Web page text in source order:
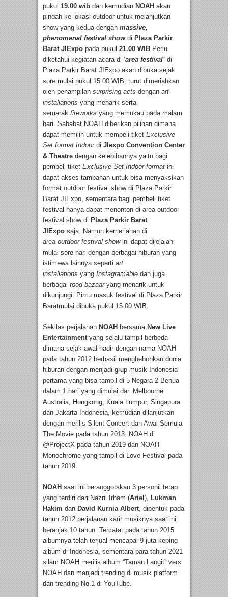
pukul 19.00 wib dan kemudian NOAH akan
pindah ke lokasi outdoor untuk melanjutkan
show yang kedua dengan massive,
phenomenal festival showdi Plaza Parkir
Barat JIExpo pada pukul 21.00 WIB .Perlu
diketahui kegiatan acara di ‘area festival’ di
Plaza Parkir Barat JIExpo akan dibuka sejak
sore mulai pukul 15.00 WIB, turut dimeriahkan
oleh penampilan surprising acts dengan art
installations yang menarik serta
semarak fireworks yang memukau pada malam
hari. Sahabat NOAH diberikan pilihan dimana
dapat memilih untuk membeli tiket Exclusive
Set format Indoordi JIexpo Convention Center
& Theatre dengan kelebihannya yaitu bagi
pembeli tiket Exclusive Set Indoor format ini
dapat akses tambahan untuk bisa menyaksikan
format outdoor festival show di Plaza Parkir
Barat JIExpo, sementara bagi pembeli tiket
festival hanya dapat menonton di area outdoor
festival show di Plaza Parkir Barat
JIExpo saja. Namun kemeriahan di
area outdoor festival showini dapat dijelajahi
mulai sore hari dengan berbagai hiburan yang
istimewa lainnya seperti art
installations yang Instagramable dan juga
berbagai food bazaaryang menarik untuk
dikunjungi. Pintu masuk festival di Plaza Parkir
Baratmulai dibuka pukul 15.00 WIB.
Sekilas perjalanan NOAH bersama New Live
Entertainment yang selalu tampil berbeda
dimana sejak awal hadir dengan nama NOAH
pada tahun 2012 berhasil menghebohkan dunia
hiburan dengan menjadi grup musik Indonesia
pertama yang bisa tampil di 5 Negara 2 Benua
dalam 1 hari yang dimulai dari Melbourne
Australia, Hongkong, Kuala Lumpur, Singapura
dan Jakarta Indonesia, kemudian dilanjutkan
dengan merilis Silent Concert dan Awal Semula
The Movie pada tahun 2013, NOAH di
@ProjectX pada tahun 2019 dan NOAH
Monochrome yang tampil di Love Festival pada
tahun 2019.
NOAH saat ini beranggotakan 3 personil tetap
yang terdiri dari Nazril Irham (Ariel), Lukman
Hakim dan David Kurnia Albert , dibentuk pada
tahun 2012 perjalanan karir musiknya saat ini
beranjak 10 tahun. Tercatat pada tahun 2015
albumnya telah terjual mencapai 9 juta keping
album di Indonesia, sementara para tahun 2021
silam NOAH merilis album “Taman Langit” versi
NOAH dan menjadi trending di musik platform
dan trending No.1 di YouTube.